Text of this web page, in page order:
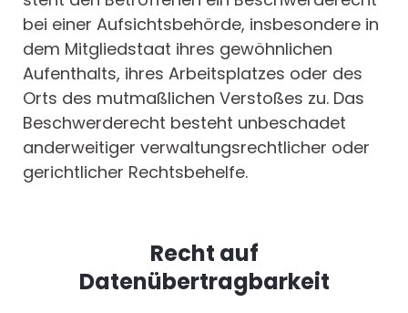
bei einer Aufsichtsbehörde, insbesondere in
dem Mitgliedstaat ihres gewöhnlichen
Aufenthalts, ihres Arbeitsplatzes oder des
Orts des mutmaßlichen Verstoßes zu. Das
Beschwerderecht besteht unbeschadet
anderweitiger verwaltungsrechtlicher oder
gerichtlicher Rechtsbehelfe.
Recht auf
Datenübertragbarkeit